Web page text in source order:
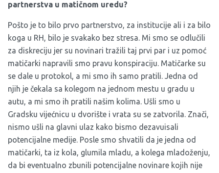
partnerstva u matičnom uredu?
Pošto je to bilo prvo partnerstvo, za institucije ali i za bilo
koga u RH, bilo je svakako bez stresa. Mi smo se odlučili
za diskreciju jer su novinari tražili taj prvi par i uz pomoć
matičarki napravili smo pravu konspiraciju. Matičarke su
se dale u protokol, a mi smo ih samo pratili. Jedna od
njih je čekala sa kolegom na jednom mestu u gradu u
autu, a mi smo ih pratili našim kolima. Ušli smo u
Gradsku vijećnicu u dvorište i vrata su se zatvorila. Znači,
nismo ušli na glavni ulaz kako bismo dezavuisali
potencijalne medije. Posle smo shvatili da je jedna od
matičarki, ta iz kola, glumila mladu, a kolega mladoženju,
da bi eventualno zbunili potencijalne novinare kojih nije